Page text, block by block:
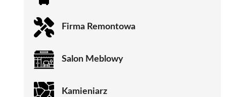
Firma Remontowa
Salon Meblowy
Kamieniarz